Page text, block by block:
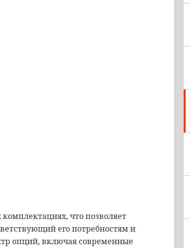
что позволяет
его потребностям и
опций, включая современные